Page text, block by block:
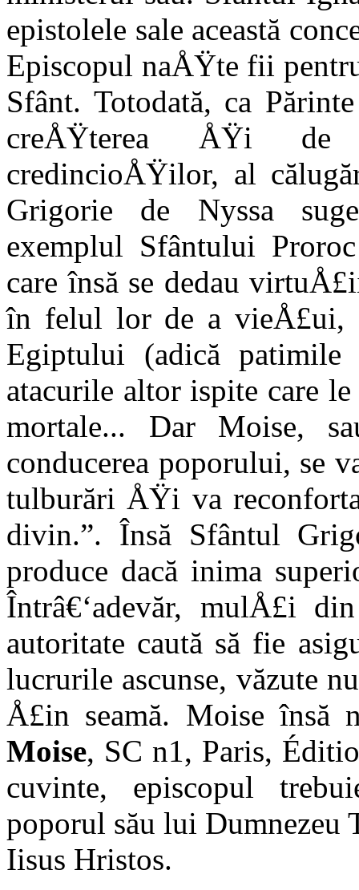
epistolele sale această
Episcopul naÅŸte fii
Sfânt. Totodată, ca
creÅŸterea ÅŸi de
credincioÅŸilor, al
Grigorie de Nyssa
exemplul Sfântului
care însă se dedau
în felul lor de a vieÅ£ui,
Egiptului (adică
atacurile altor ispite care
mortale... Dar Moise,
conducerea poporului, se
tulburări ÅŸi va
divin.”. Însă Sfântul
produce dacă inima
Întrâ€‘adevăr, mulÅ£i
autoritate caută să fie
lucrurile ascunse, văzute
Å£in seamă. Moise însă
Moise, SC n1, Paris,
cuvinte, episcopul
poporul său lui Dumnezeu
Iisus Hristos.